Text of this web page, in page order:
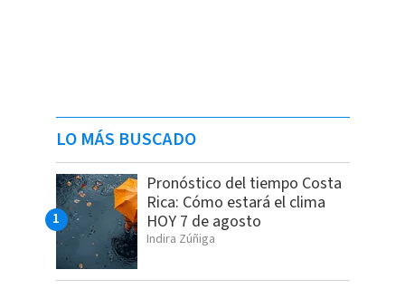
LO MÁS BUSCADO
Pronóstico del tiempo Costa
Rica: Cómo estará el clima
HOY 7 de agosto
Indira Zúñiga